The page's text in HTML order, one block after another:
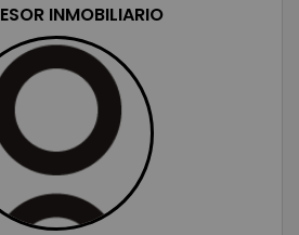
INMOBILIARIO